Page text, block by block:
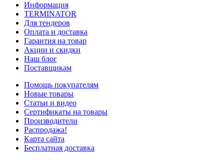
Информация
TERMINATOR
Для тендеров
Оплата и доставка
Гарантия на товар
Акции и скидки
Наш блог
Поставщикам
Помощь покупателям
Новые товары
Статьи и видео
Сертификаты на товары
Производители
Распродажа!
Карта сайта
Бесплатная доставка